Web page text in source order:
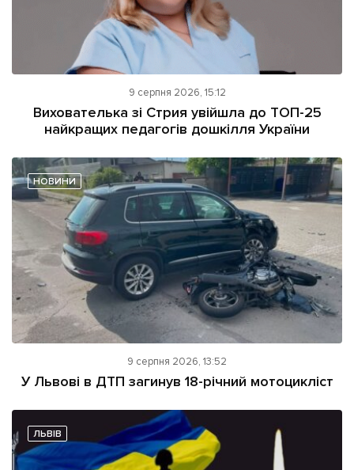
9 серпня 2026, 15:12
Вихователька зі Стрия увійшла до ТОП-25
найкращих педагогів дошкілля України
НОВИНИ
9 серпня 2026, 13:52
У Львові в ДТП загинув 18-річний мотоцикліст
ЛЬВІВ